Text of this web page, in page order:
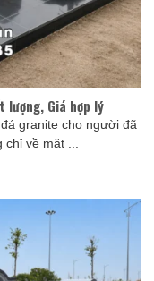
lượng, Giá hợp lý
granite cho người đã
chỉ về mặt ...